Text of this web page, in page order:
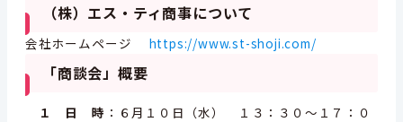
（株）エス・ティ商事について
会社ホームページ https://www.st-shoji.com/
「商談会」概要
１ 日 時 ：６月１０日（水） １３：３０～１７：０